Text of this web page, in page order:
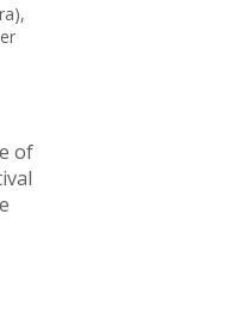
of